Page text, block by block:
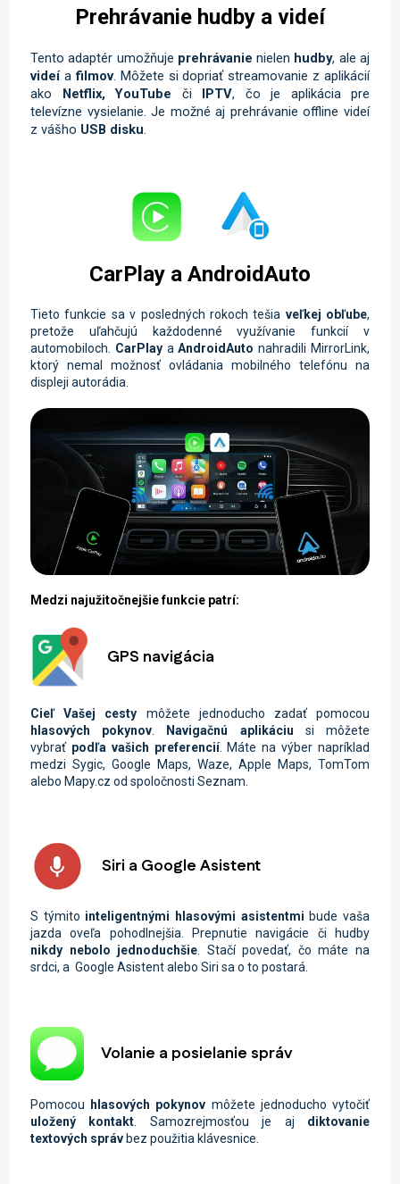
Prehrávanie hudby a videí
Tento adaptér umožňuje prehrávanie nielen hudby, ale aj
videíafilmov. Môžete si dopriať streamovanie z aplikácií
ako Netflix, YouTube či IPTV, čo je aplikácia pre
televízne vysielanie. Je možné aj prehrávanie offline videí
z vášho USB disku.
CarPlay a AndroidAuto
Tieto funkcie sa v posledných rokoch tešia veľkej obľube,
pretože uľahčujú každodenné využívanie funkcií v
automobiloch. CarPlayaAndroidAuto nahradili MirrorLink,
ktorý nemal možnosť ovládania mobilného telefónu na
displeji autorádia.
Medzi najužitočnejšie funkcie patrí:
GPS navigácia
Cieľ Vašej cesty môžete jednoducho zadať pomocou
hlasových pokynov
Navigačnú aplikáciu si môžete
vybrať podľa vašich preferencií. Máte na výber napríklad
medzi Sygic, Google Maps, Waze, Apple Maps, TomTom
alebo Mapy.cz od spoločnosti Seznam.
Siri a Google Asistent
S týmito inteligentnými hlasovými asistentmi bude vaša
jazda oveľa pohodlnejšia. Prepnutie navigácie či hudby
nikdy nebolo jednoduchšie . Stačí povedať, čo máte na
srdci, a Google Asistent alebo Siri sa o to postará.
Volanie a posielanie správ
Pomocou hlasových pokynov môžete jednoducho vytočiť
uložený kontakt . Samozrejmosťou je aj diktovanie
textových správ bez použitia klávesnice.